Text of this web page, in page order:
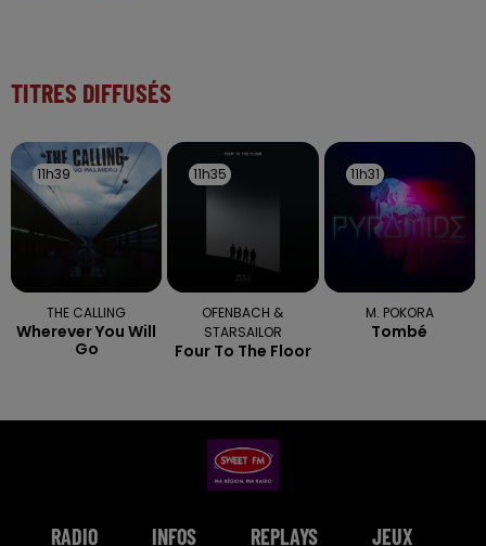
TITRES DIFFUSÉS
11h39
11h39
THE CALLING
Wherever You Will
Go
11h35
11h35
OFENBACH &
STARSAILOR
Four To The Floor
11h31
11h31
M. POKORA
Tombé
RADIO INFOS REPLAYS JEUX